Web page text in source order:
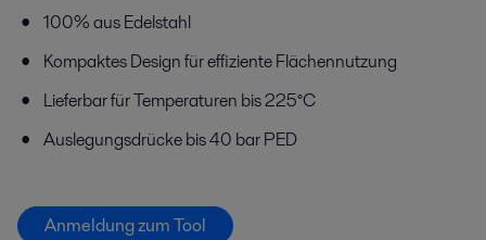
100% aus Edelstahl
Kompaktes Design für effiziente Flächennutzung
Lieferbar für Temperaturen bis 225°C
Auslegungsdrücke bis 40 bar PED
Anmeldung zum Tool